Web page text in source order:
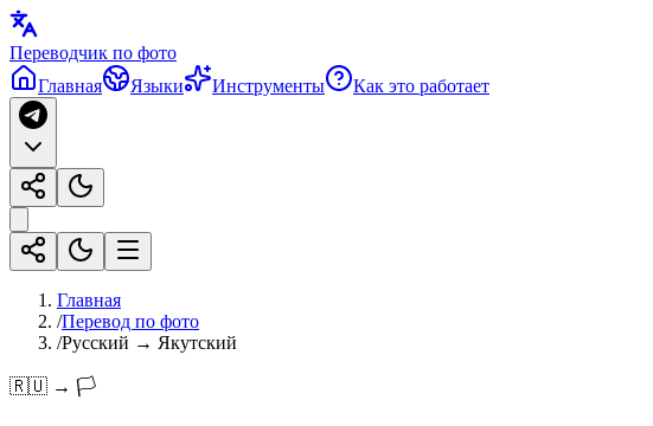
Переводчик по фото
Главная
Языки Инструменты Как это работает
Главная
/Перевод по фото
/Русский → Якутский
🇷🇺 → 🏳️